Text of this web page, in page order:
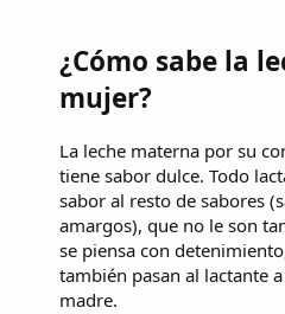
¿Cómo sabe la
mujer?
La leche materna por su
tiene sabor dulce. Todo
sabor al resto de sabores
amargos), que no le son
se piensa con
también pasan al lactante
madre.